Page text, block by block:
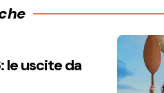
le uscite da